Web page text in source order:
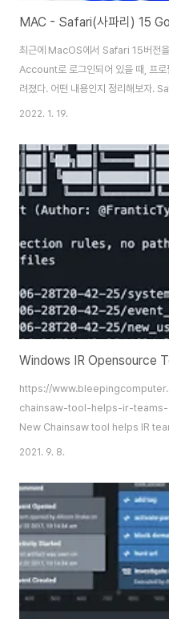
MAC - Safari(사파리) 15
최근에 MacOS에서 Safari 15버전
Account로 로그인되어 있을 때, 프로
려졌다. 어떤 내용인지 정리해보자.
Account Leak 이란 내용을 살펴보
하기 위해서 캐싱을 한다. 그리고 일
정보는 만든 동일한 도메인의 웹 페이
Google에서 생성하면 캐시된 정보
가 가능하다. 하지만 Safari(사파리)
2022. 1. 19.
Windows IR Opensource
https://
chainsaw-tool-helps-ir-
New Chainsaw tool helps IR
Incident responders and blue
records to identify threats.
Windows 사고 분석을 도와주는 오
었다. 자세히 살펴보지는 ..
2021. 9. 8.